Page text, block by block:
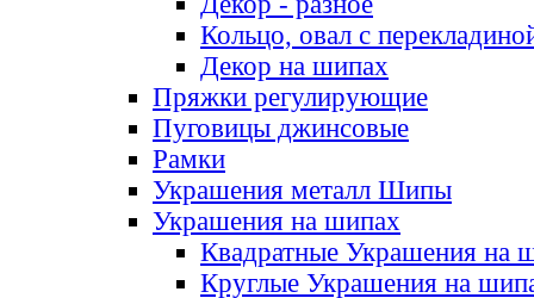
Кольцо, овал с
Декор на шипах
Пряжки регулирующие
Пуговицы джинсовые
Рамки
Украшения металл Шипы
Украшения на шипах
Квадратные Украшения на
Круглые Украшения на